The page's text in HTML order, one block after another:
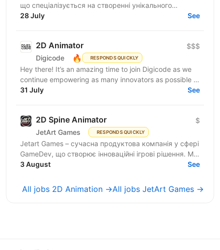
що спеціалізується на створенні унікального
ігрового досвіду. Ми продовжуємо активно зростати
28 July See
2D Animator
Digicode 🔥 RESPONDS QUICKLY
$$$
Hey there! It’s an amazing time to join Digicode as we
continue empowering as many innovators as possible to
change the world. We deliver outstanding...
31 July See
2D Spine Animator
JetArt Games RESPONDS QUICKLY
$
Jetart Games – сучасна продуктова компанія у сфері
GameDev, що створює інноваційні ігрові рішення. Ми
розробляємо високопродуктивні ігрові системи з
3 August See
All jobs 2D Animation →All jobs JetArt Games →